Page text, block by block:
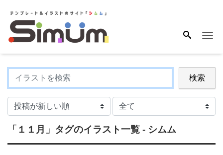
検索
「１１月」タグのイラスト一覧 - シムム